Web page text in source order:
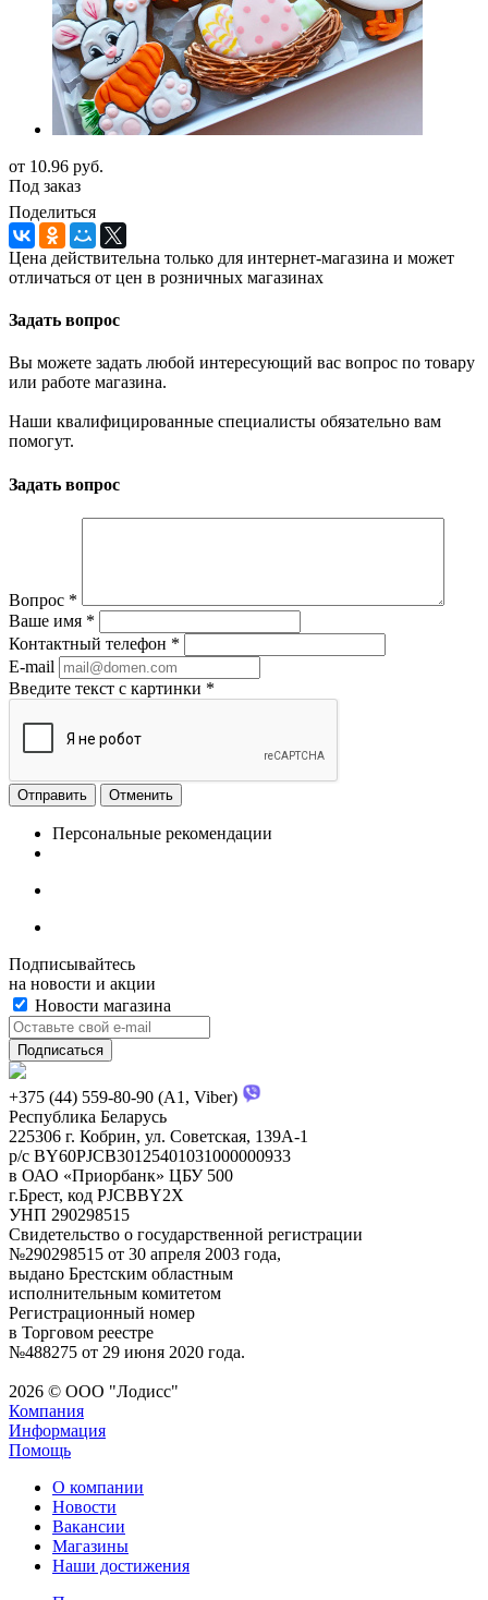
от 10.96 руб.
Под заказ
Поделиться
Цена действительна только для интернет-магазина и может
отличаться от цен в розничных магазинах
Задать вопрос
Вы можете задать любой интересующий вас вопрос по товару
или работе магазина.
Наши квалифицированные специалисты обязательно вам
помогут.
Задать вопрос
Вопрос *
Ваше имя *
Контактный телефон *
E-mail
Введите текст с картинки *
Отменить
Персональные рекомендации
Подписывайтесь
на новости и акции
Новости магазина
+375 (44) 559-80-90 (A1, Viber)
Республика Беларусь
225306 г. Кобрин, ул. Советская, 139А-1
р/с BY60PJCB30125401031000000933
в ОАО «Приорбанк» ЦБУ 500
г.Брест, код PJCBBY2X
УНП 290298515
Свидетельство о государственной регистрации
№290298515 от 30 апреля 2003 года,
выдано Брестским областным
исполнительным комитетом
Регистрационный номер
в Торговом реестре
№488275 от 29 июня 2020 года.
2026 © ООО "Лодисс"
Компания
Информация
Помощь
О компании
Новости
Вакансии
Магазины
Наши достижения